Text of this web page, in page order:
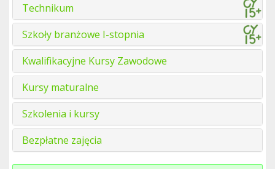
Technikum
Szkoły branżowe I-stopnia
Kwalifikacyjne Kursy Zawodowe
Kursy maturalne
Szkolenia i kursy
Bezpłatne zajęcia